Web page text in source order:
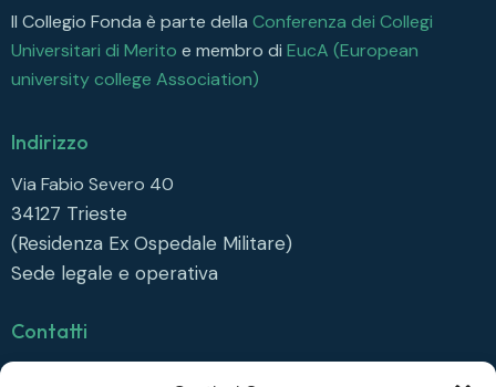
Il Collegio Fonda è parte della Conferenza dei Collegi
Universitari di Merito e membro di EucA (European
university college Association)
Indirizzo
Via Fabio Severo 40
34127 Trieste
(Residenza Ex Ospedale Militare)
Sede legale e operativa
Contatti